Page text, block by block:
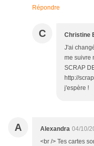
Répondre
C Christine
J'ai
me suivre
SCRAP
http://
j'espère !
A Alexandra 04/10/
<br /> Tes cartes